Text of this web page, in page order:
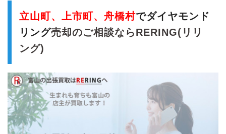
立山町、上市町、舟橋村でダイヤモンド
リング売却のご相談ならRERING(リリ
ング)